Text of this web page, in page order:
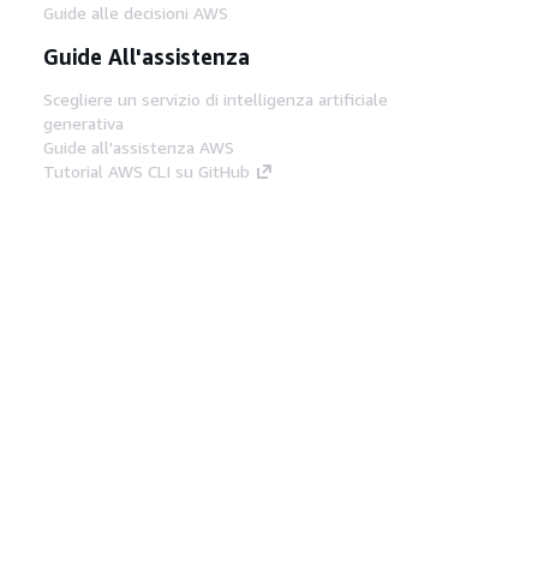
Guide alle decisioni AWS
Guide All'assistenza
Scegliere un servizio di intelligenza artificiale
generativa
Guide all'assistenza AWS
Tutorial AWS CLI su GitHub